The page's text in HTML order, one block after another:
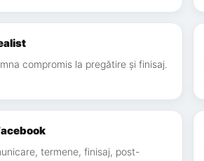
compromis la pregătire și finisaj.
termene, finisaj, post-